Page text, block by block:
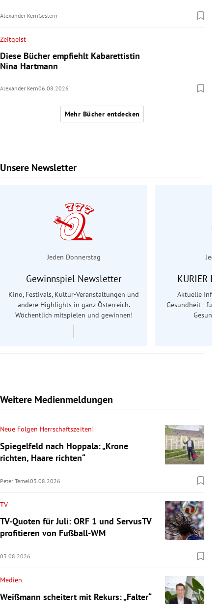
Alexander KernGestern
Zeitgeist
Diese Bücher empfiehlt Kabarettistin
Nina Hartmann
Alexander Kern06.08.2026
Mehr Bücher entdecken
Unsere Newsletter
Slide 1 von 6
Jeden Donnerstag
Gewinnspiel Newsletter
Kino, Festivals, Kultur-Veranstaltungen und
andere Highlights in ganz Österreich.
Wöchentlich mitspielen und gewinnen!
KURIER
Aktuelle
Gesundheit - für
Weitere Medienmeldungen
Neue Folgen Herrschaftszeiten!
Spiegelfeld nach Hoppala: „Krone
richten, Haare richten“
Peter Temel03.08.2026
TV
TV-Quoten für Juli: ORF 1 und ServusTV
profitieren von Fußball-WM
03.08.2026
Medien
Weißmann scheitert mit Rekurs: „Falter“